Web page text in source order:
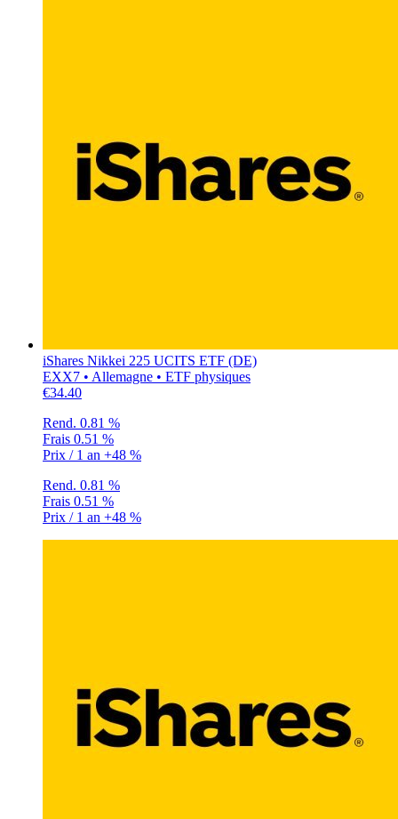
iShares Nikkei 225 UCITS ETF (DE)
EXX7 • Allemagne • ETF physiques
€34.40
Rend. 0.81 %
Frais 0.51 %
Prix / 1 an +48 %
Rend. 0.81 %
Frais 0.51 %
Prix / 1 an +48 %